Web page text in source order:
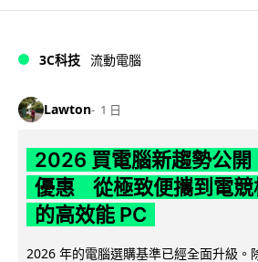
3C科技 流動電腦
Lawton 1 日
2026 買電腦新趨勢公開
優惠 從極致便攜到電競
的高效能 PC
2026 年的電腦選購基準已經全面升級。